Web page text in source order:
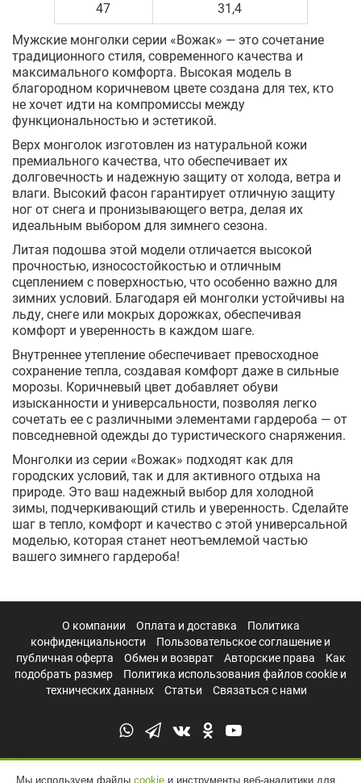
47
31,4
Мужские монголки серии «Вожак» — это сочетание
традиционного стиля, современного качества и
максимального комфорта. Высокая модель в
благородном коричневом цвете создана для тех, кто
не хочет идти на компромиссы между
функциональностью и эстетикой.
Верх монголок изготовлен из натуральной кожи
премиального качества, что обеспечивает их
долговечность и надежную защиту от холода, ветра и
влаги. Высокий фасон гарантирует отличную защиту
ног от снега и пронизывающего ветра, делая их
идеальным выбором для зимнего сезона.
Литая подошва этой модели отличается высокой
прочностью, износостойкостью и отличным
сцеплением с поверхностью, что особенно важно для
зимних условий. Благодаря ей монголки устойчивы на
льду, снеге или мокрых дорожках, обеспечивая
комфорт и уверенность в каждом шаге.
Внутреннее утепление обеспечивает превосходное
сохранение тепла, создавая комфорт даже в сильные
морозы. Коричневый цвет добавляет обуви
изысканности и универсальности, позволяя легко
сочетать ее с различными элементами гардероба — от
повседневной одежды до туристического снаряжения.
Монголки из серии «Вожак» подходят как для
городских условий, так и для активного отдыха на
природе. Это ваш надежный выбор для холодной
зимы, подчеркивающий стиль и уверенность. Сделайте
шаг в тепло, комфорт и качество с этой универсальной
моделью, которая станет неотъемлемой частью
вашего зимнего гардероба!
О компании Оплата и доставка
Политика
конфиденциальности
Пользовательское соглашение и
публичная оферта
Обмен и возврат Авторские права
Как
подобрать размер
Политика использования файлов cookie и
технических данных
Статьи Связаться с нами
Мы используем файлы cookie и инструменты веб-аналитики для